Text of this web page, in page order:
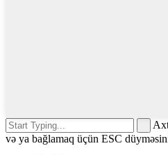
və ya bağlamaq üçün ESC